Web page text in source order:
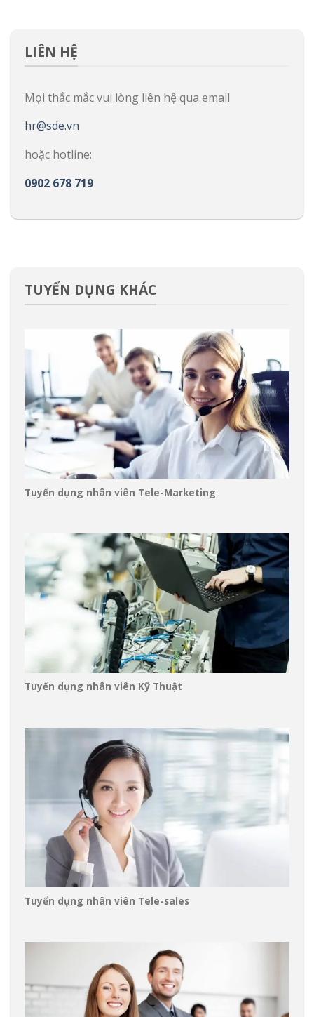
LIÊN HỆ
Mọi thắc mắc vui lòng liên hệ qua email
hr@sde.vn
hoặc hotline:
0902 678 719
TUYỂN DỤNG KHÁC
Tuyển dụng nhân viên Tele-Marketing
Tuyển dụng nhân viên Kỹ Thuật
Tuyển dụng nhân viên Tele-sales